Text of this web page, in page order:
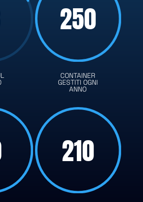
250
CONTAINER
GESTITI OGNI
ANNO
210